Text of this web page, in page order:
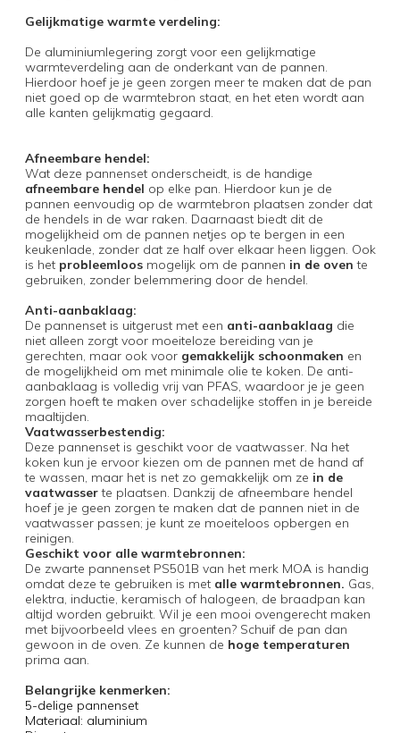
Gelijkmatige warmte verdeling:
De aluminiumlegering zorgt voor een gelijkmatige
warmteverdeling aan de onderkant van de pannen.
Hierdoor hoef je je geen zorgen meer te maken dat de pan
niet goed op de warmtebron staat, en het eten wordt aan
alle kanten gelijkmatig gegaard.
Afneembare hendel:
Wat deze pannenset onderscheidt, is de handige
afneembare hendel op elke pan. Hierdoor kun je de
pannen eenvoudig op de warmtebron plaatsen zonder dat
de hendels in de war raken. Daarnaast biedt dit de
mogelijkheid om de pannen netjes op te bergen in een
keukenlade, zonder dat ze half over elkaar heen liggen. Ook
is het probleemloos mogelijk om de pannen in de oven te
gebruiken, zonder belemmering door de hendel.
Anti-aanbaklaag:
De pannenset is uitgerust met een anti-aanbaklaag die
niet alleen zorgt voor moeiteloze bereiding van je
gerechten, maar ook voor gemakkelijk schoonmaken en
de mogelijkheid om met minimale olie te koken. De anti-
aanbaklaag is volledig vrij van PFAS, waardoor je je geen
zorgen hoeft te maken over schadelijke stoffen in je bereide
maaltijden.
Vaatwasserbestendig:
Deze pannenset is geschikt voor de vaatwasser. Na het
koken kun je ervoor kiezen om de pannen met de hand af
te wassen, maar het is net zo gemakkelijk om ze in de
vaatwasserte plaatsen. Dankzij de afneembare hendel
hoef je je geen zorgen te maken dat de pannen niet in de
vaatwasser passen; je kunt ze moeiteloos opbergen en
reinigen.
Geschikt voor alle warmtebronnen:
De zwarte pannenset PS501B van het merk MOA is handig
omdat deze te gebruiken is met alle warmtebronnen. Gas,
elektra, inductie, keramisch of halogeen, de braadpan kan
altijd worden gebruikt. Wil je een mooi ovengerecht maken
met bijvoorbeeld vlees en groenten? Schuif de pan dan
gewoon in de oven. Ze kunnen de hoge temperaturen
prima aan.
Belangrijke kenmerken:
5-delige pannenset
Materiaal: aluminium